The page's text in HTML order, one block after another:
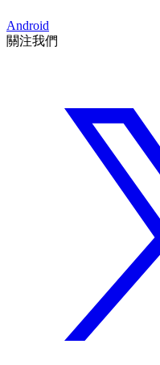
Android
關注我們